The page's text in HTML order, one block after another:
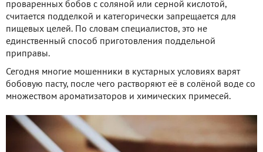
проваренных бобов с соляной или серной кислотой,
считается подделкой и категорически запрещается для
пищевых целей. По словам специалистов, это не
единственный способ приготовления поддельной
приправы.
Сегодня многие мошенники в кустарных условиях варят
бобовую пасту, после чего растворяют её в солёной воде со
множеством ароматизаторов и химических примесей.